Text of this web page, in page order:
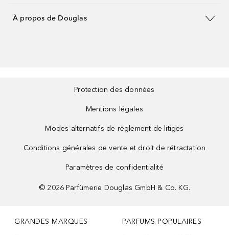
À propos de Douglas
Protection des données
Mentions légales
Modes alternatifs de règlement de litiges
Conditions générales de vente et droit de rétractation
Paramètres de confidentialité
© 2026 Parfümerie Douglas GmbH & Co. KG.
GRANDES MARQUES PARFUMS POPULAIRES